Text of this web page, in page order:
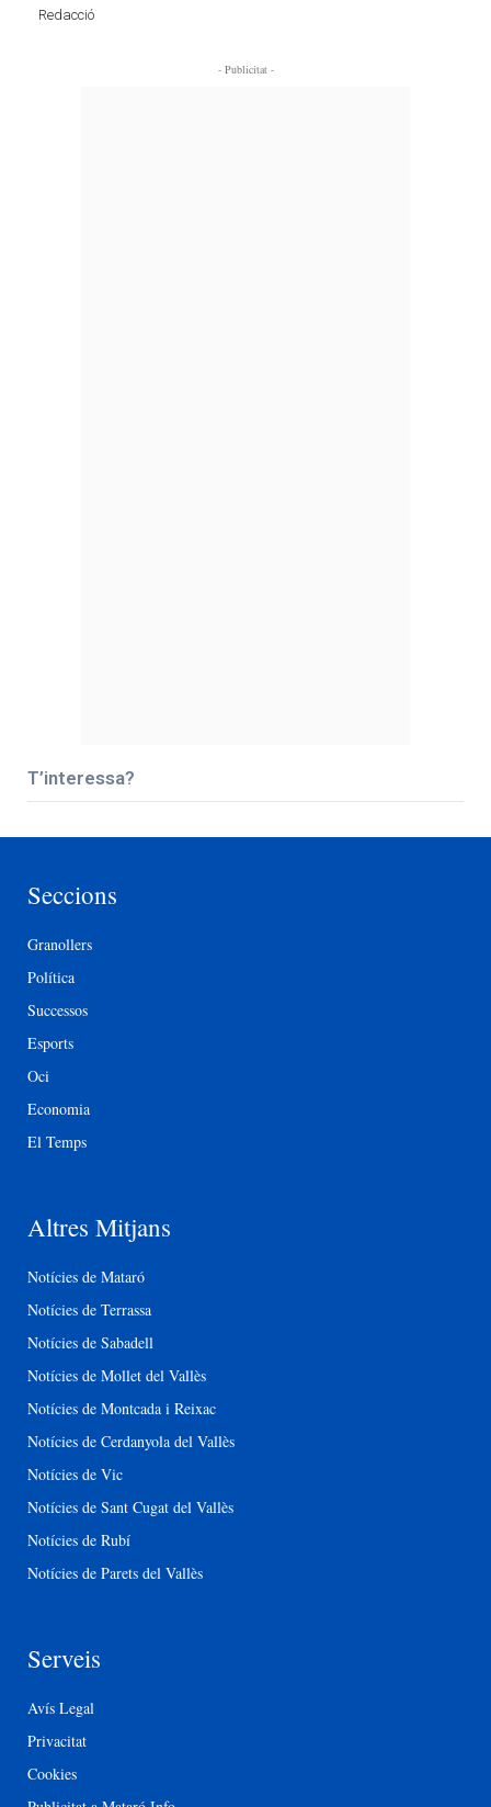
Redacció
- Publicitat -
T’interessa?
Seccions
Granollers
Política
Successos
Esports
Oci
Economia
El Temps
Altres Mitjans
Notícies de Mataró
Notícies de Terrassa
Notícies de Sabadell
Notícies de Mollet del Vallès
Notícies de Montcada i Reixac
Notícies de Cerdanyola del Vallès
Notícies de Vic
Notícies de Sant Cugat del Vallès
Notícies de Rubí
Notícies de Parets del Vallès
Serveis
Avís Legal
Privacitat
Cookies